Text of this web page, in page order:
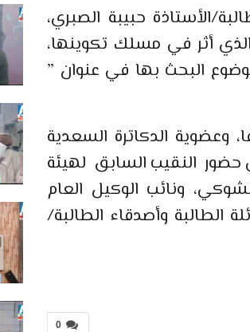
الأستاذة حبيبة الصبري،
أثر في مسلك تكوينها،
البحث بها في عنوان ”
وعضوية الدكاترة السعدية
حضور النقيب السابق لهيئة
ونائب الوكيل العام
الطالبة وأصدقاء الطالبة/
0